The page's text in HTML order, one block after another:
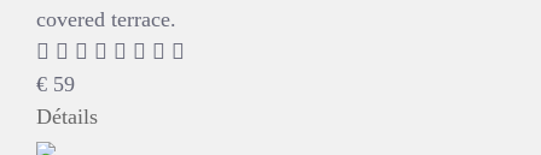
covered terrace.
€ 59
Détails